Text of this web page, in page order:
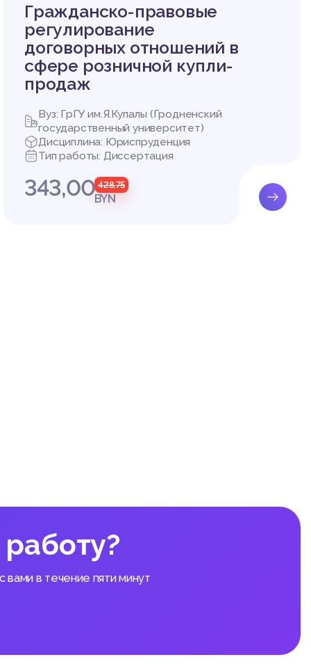
упра
н
Гражданско-правовые
регулирование
договорных отношений в
сфере розничной купли-
продаж
Вуз: ГрГУ им.Я.Купалы (Гродненский
государственный университет)
Дисциплина: Юриспруденция
Тип работы: Диссертация
343,00 428,75
BYN
в течение пяти минут